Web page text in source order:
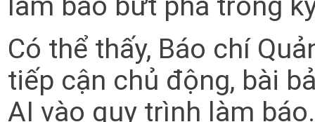
Có thể thấy, Báo chí
tiếp cận chủ động, bài
AI vào quy trình làm